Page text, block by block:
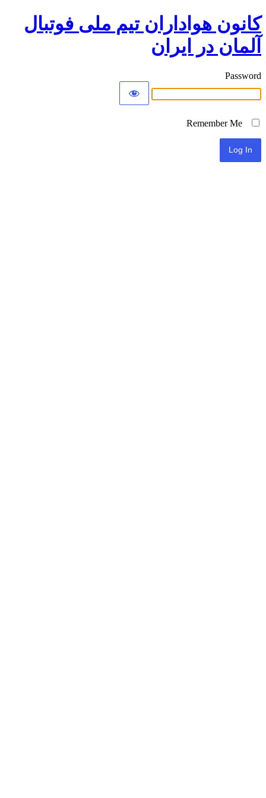
کانون هواداران تیم ملی فوتبال
آلمان در ایران
Password
Remember Me